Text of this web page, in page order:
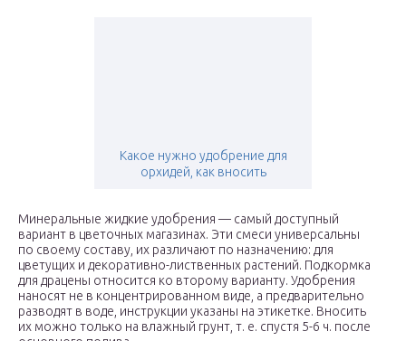
Какое нужно удобрение для
орхидей, как вносить
Минеральные жидкие удобрения — самый доступный
вариант в цветочных магазинах. Эти смеси универсальны
по своему составу, их различают по назначению: для
цветущих и декоративно-лиственных растений. Подкормка
для драцены относится ко второму варианту. Удобрения
наносят не в концентрированном виде, а предварительно
разводят в воде, инструкции указаны на этикетке. Вносить
их можно только на влажный грунт, т. е. спустя 5-6 ч. после